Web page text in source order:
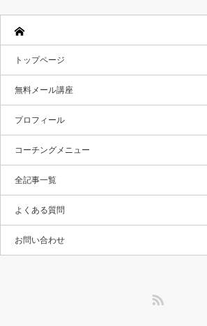
トップページ
無料メール講座
プロフィール
コーチングメニュー
全記事一覧
よくある質問
お問い合わせ